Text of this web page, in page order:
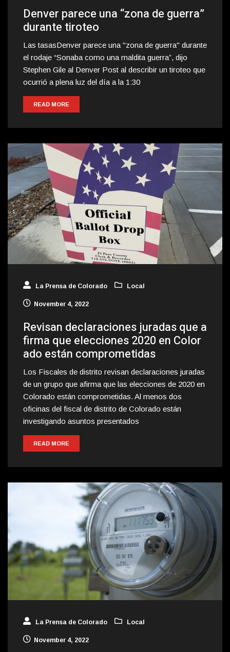
Denver parece una “zona de guerra”
durante tiroteo
Las tasasDenver parece una "zona de guerra" durante
el rodaje “Sonaba como una maldita guerra”, dijo
Stephen Gile al Denver Post al describir un tiroteo que
ocurrió a plena luz del día a la 1:30
READ MORE
La Prensa de Colorado Local
November 4, 2022
Revisan declaraciones juradas que a
firma que elecciones 2020 en Color
ado están comprometidas
Los Fiscales de distrito revisan declaraciones juradas
de un grupo que afirma que las elecciones de 2020 en
Colorado están comprometidas. Al menos dos
oficinas del fiscal de distrito de Colorado están
investigando asuntos presentados
READ MORE
La Prensa de Colorado Local
November 4, 2022